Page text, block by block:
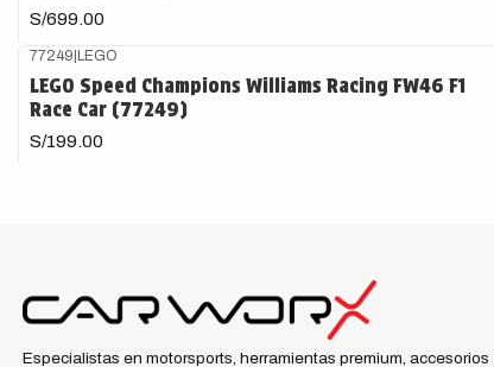
S/699.00
77249|LEGO
LEGO Speed Champions Williams Racing FW46 F1
Race Car (77249)
S/199.00
Especialistas en motorsports, herramientas premium, accesorios